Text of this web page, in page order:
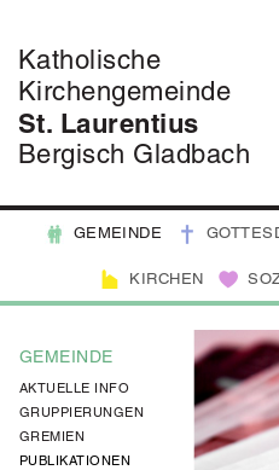
Katholische
Kirchengemeinde
St. Laurentius
Bergisch Gladbach
GEMEINDE
KIRCHEN
GEMEINDE
AKTUELLE INFO
GRUPPIERUNGEN
GREMIEN
PUBLIKATIONEN